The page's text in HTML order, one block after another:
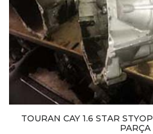
TOURAN CAY 1.6 STAR
PARÇA